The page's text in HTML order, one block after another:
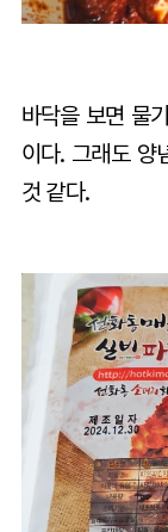
바닥을 보면 물
이다. 그래도 양
것 같다.